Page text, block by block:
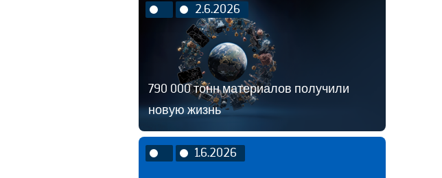
2.6.2026
790 000 тонн материалов получили
новую жизнь
1.6.2026